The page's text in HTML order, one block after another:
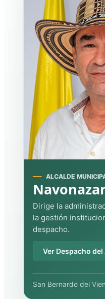
ALCALDE
Dirige la
la gestión
despacho.
Ver Despacho
San Bernardo del